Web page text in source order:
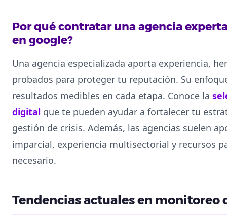
Por qué contratar una agencia
en google?
Una agencia especializada aporta experiencia,
probados para proteger tu reputación. Su
resultados medibles en cada etapa. Conoce la
digital que te pueden ayudar a fortalecer tu
gestión de crisis. Además, las agencias suelen
imparcial, experiencia multisectorial y recursos
necesario.
Tendencias actuales en monitoreo